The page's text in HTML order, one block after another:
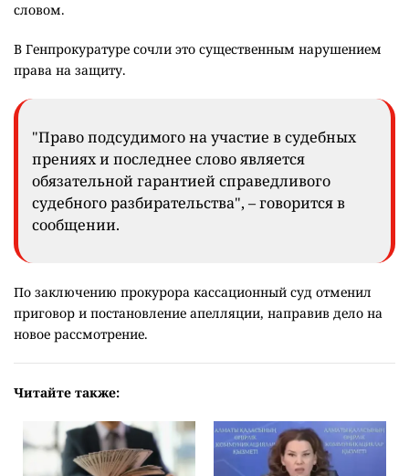
словом.
В Генпрокуратуре сочли это существенным нарушением
права на защиту.
"Право подсудимого на участие в судебных
прениях и последнее слово является
обязательной гарантией справедливого
судебного разбирательства", – говорится в
сообщении.
По заключению прокурора кассационный суд отменил
приговор и постановление апелляции, направив дело на
новое рассмотрение.
Читайте также: